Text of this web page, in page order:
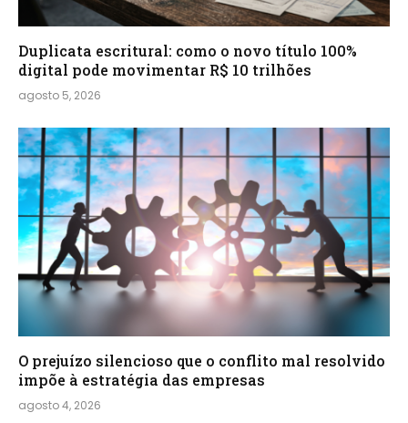
Duplicata escritural: como o novo título 100%
digital pode movimentar R$ 10 trilhões
agosto 5, 2026
O prejuízo silencioso que o conflito mal resolvido
impõe à estratégia das empresas
agosto 4, 2026